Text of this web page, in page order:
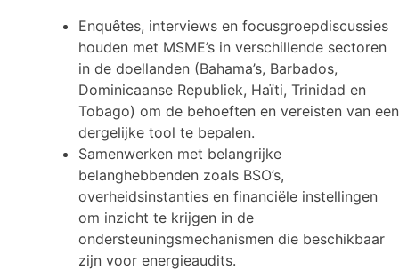
Enquêtes, interviews en focusgroepdiscussies
houden met MSME’s in verschillende sectoren
in de doellanden (Bahama’s, Barbados,
Dominicaanse Republiek, Haïti, Trinidad en
Tobago) om de behoeften en vereisten van een
dergelijke tool te bepalen.
Samenwerken met belangrijke
belanghebbenden zoals BSO’s,
overheidsinstanties en financiële instellingen
om inzicht te krijgen in de
ondersteuningsmechanismen die beschikbaar
zijn voor energieaudits.